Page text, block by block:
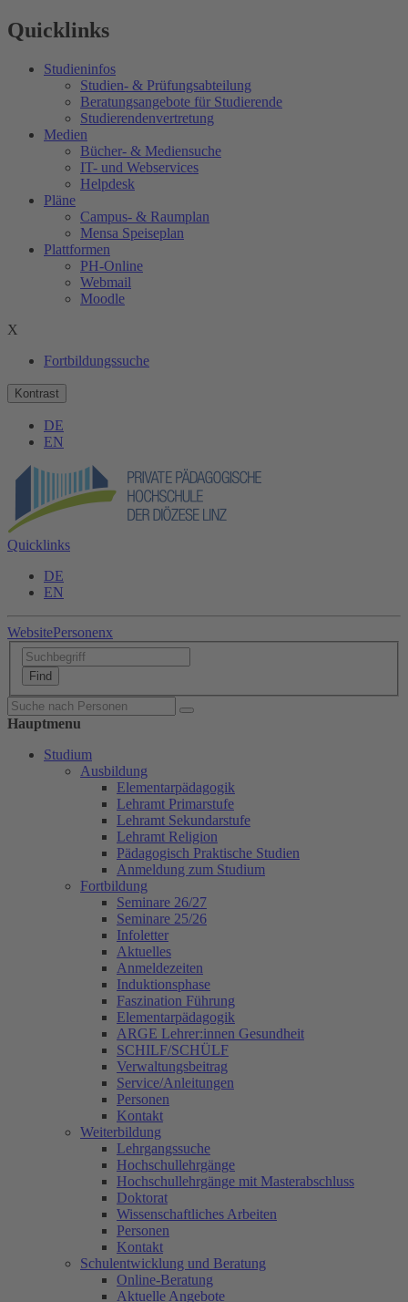
Quicklinks
Studieninfos
Studien- & Prüfungsabteilung
Beratungsangebote für Studierende
Studierendenvertretung
Medien
Bücher- & Mediensuche
IT- und Webservices
Helpdesk
Pläne
Campus- & Raumplan
Mensa Speiseplan
Plattformen
PH-Online
Webmail
Moodle
X
Fortbildungssuche
Kontrast
DE
EN
Quicklinks
DE
EN
WebsitePersonenx
Hauptmenu
Studium
Ausbildung
Elementarpädagogik
Lehramt Primarstufe
Lehramt Sekundarstufe
Lehramt Religion
Pädagogisch Praktische Studien
Anmeldung zum Studium
Fortbildung
Seminare 26/27
Seminare 25/26
Infoletter
Aktuelles
Anmeldezeiten
Induktionsphase
Faszination Führung
Elementarpädagogik
ARGE Lehrer:innen Gesundheit
SCHILF/SCHÜLF
Verwaltungsbeitrag
Service/Anleitungen
Personen
Kontakt
Weiterbildung
Lehrgangssuche
Hochschullehrgänge
Hochschullehrgänge mit Masterabschluss
Doktorat
Wissenschaftliches Arbeiten
Personen
Kontakt
Schulentwicklung und Beratung
Online-Beratung
Aktuelle Angebote